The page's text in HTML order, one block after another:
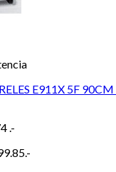
E911X 5F
.-